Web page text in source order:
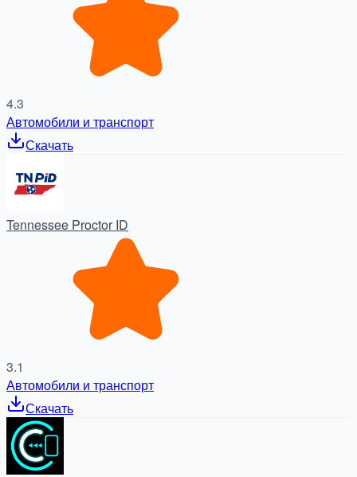
4.3
Автомобили и транспорт
Скачать
Tennessee Proctor ID
3.1
Автомобили и транспорт
Скачать